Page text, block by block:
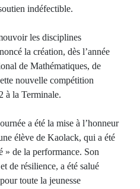
indéfectible.
les disciplines
la création, dès l’année
de Mathématiques, de
nouvelle compétition
à la Terminale.
a été la mise à l’honneur
élève de Kaolack, qui a été
» de la performance. Son
de résilience, a été salué
toute la jeunesse